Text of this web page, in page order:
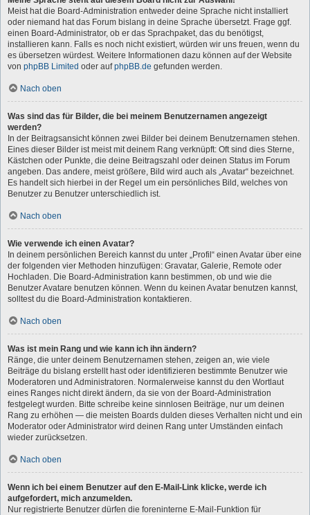
Meist hat die Board-Administration entweder deine Sprache nicht installiert
oder niemand hat das Forum bislang in deine Sprache übersetzt. Frage ggf.
einen Board-Administrator, ob er das Sprachpaket, das du benötigst,
installieren kann. Falls es noch nicht existiert, würden wir uns freuen, wenn du
es übersetzen würdest. Weitere Informationen dazu können auf der Website
von phpBB Limited oder aufphpBB.de gefunden werden.
Nach oben
Was sind das für Bilder, die bei meinem Benutzernamen angezeigt
werden?
In der Beitragsansicht können zwei Bilder bei deinem Benutzernamen stehen.
Eines dieser Bilder ist meist mit deinem Rang verknüpft: Oft sind dies Sterne,
Kästchen oder Punkte, die deine Beitragszahl oder deinen Status im Forum
angeben. Das andere, meist größere, Bild wird auch als „Avatar“ bezeichnet.
Es handelt sich hierbei in der Regel um ein persönliches Bild, welches von
Benutzer zu Benutzer unterschiedlich ist.
Nach oben
Wie verwende ich einen Avatar?
In deinem persönlichen Bereich kannst du unter „Profil“ einen Avatar über eine
der folgenden vier Methoden hinzufügen: Gravatar, Galerie, Remote oder
Hochladen. Die Board-Administration kann bestimmen, ob und wie die
Benutzer Avatare benutzen können. Wenn du keinen Avatar benutzen kannst,
solltest du die Board-Administration kontaktieren.
Nach oben
Was ist mein Rang und wie kann ich ihn ändern?
Ränge, die unter deinem Benutzernamen stehen, zeigen an, wie viele
Beiträge du bislang erstellt hast oder identifizieren bestimmte Benutzer wie
Moderatoren und Administratoren. Normalerweise kannst du den Wortlaut
eines Ranges nicht direkt ändern, da sie von der Board-Administration
festgelegt wurden. Bitte schreibe keine sinnlosen Beiträge, nur um deinen
Rang zu erhöhen — die meisten Boards dulden dieses Verhalten nicht und ein
Moderator oder Administrator wird deinen Rang unter Umständen einfach
wieder zurücksetzen.
Nach oben
Wenn ich bei einem Benutzer auf den E-Mail-Link klicke, werde ich
aufgefordert, mich anzumelden.
Nur registrierte Benutzer dürfen die foreninterne E-Mail-Funktion für